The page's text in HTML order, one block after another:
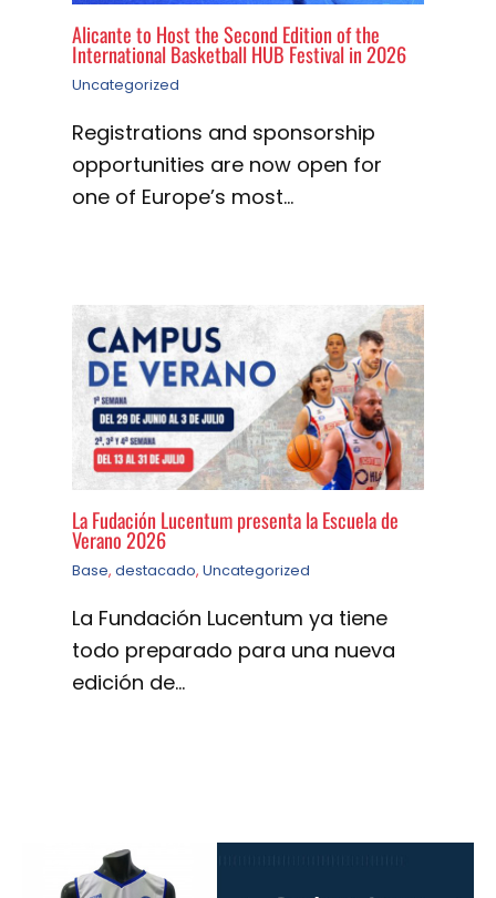
Alicante to Host the Second Edition of the
International Basketball HUB Festival in 2026
Uncategorized
Registrations and sponsorship
opportunities are now open for
one of Europe’s most…
La Fudación Lucentum presenta la Escuela de
Verano 2026
Base, destacado, Uncategorized
La Fundación Lucentum ya tiene
todo preparado para una nueva
edición de…